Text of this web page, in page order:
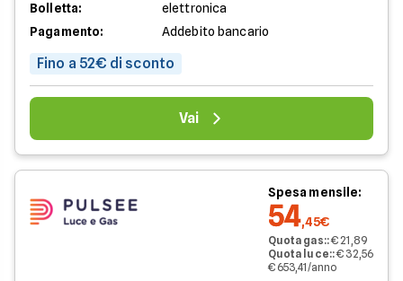
Bolletta:
elettronica
Pagamento:
Addebito bancario
Fino a 52€ di sconto
Vai
Spesa mensile:
54,45€
Quota gas::€ 21,89
Quota luce::€ 32,56
€ 653,41/anno